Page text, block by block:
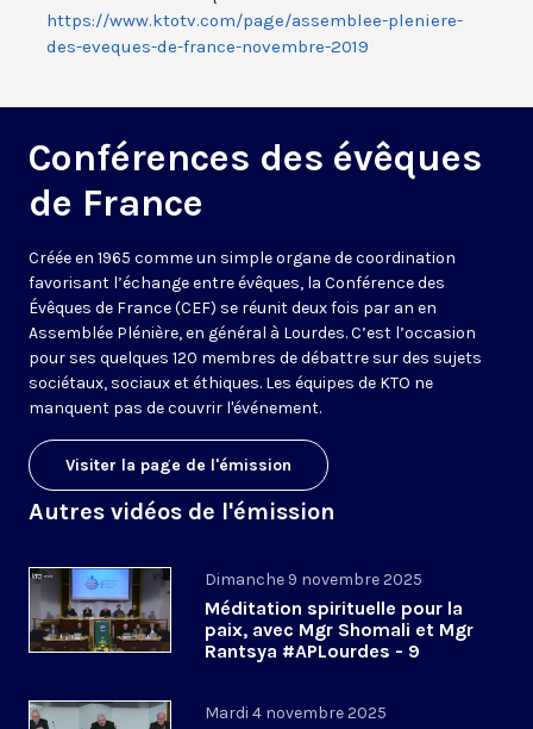
https://www.ktotv.com/page/assemblee-pleniere-
des-eveques-de-france-novembre-2019
Conférences des évêques
de France
Créée en 1965 comme un simple organe de coordination
favorisant l’échange entre évêques, la Conférence des
Évêques de France (CEF) se réunit deux fois par an en
Assemblée Plénière, en général à Lourdes. C’est l’occasion
pour ses quelques 120 membres de débattre sur des sujets
sociétaux, sociaux et éthiques. Les équipes de KTO ne
manquent pas de couvrir l'événement.
Visiter la page de l'émission
Autres vidéos de l'émission
Dimanche 9 novembre 2025
Méditation spirituelle pour la
paix, avec Mgr Shomali et Mgr
Rantsya #APLourdes - 9
Mardi 4 novembre 2025